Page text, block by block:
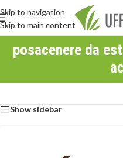
Skip to navigation
Skip to main content
posacenere da
Show sidebar